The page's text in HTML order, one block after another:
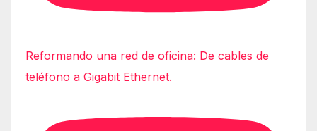
Reformando una red de oficina: De cables de
teléfono a Gigabit Ethernet.